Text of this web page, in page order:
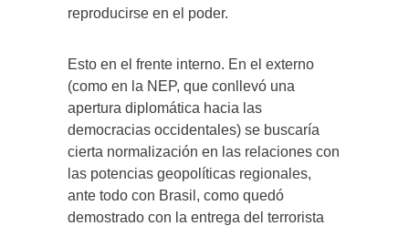
reproducirse en el poder.
Esto en el frente interno. En el externo
(como en la NEP, que conllevó una
apertura diplomática hacia las
democracias occidentales) se buscaría
cierta normalización en las relaciones con
las potencias geopolíticas regionales,
ante todo con Brasil, como quedó
demostrado con la entrega del terrorista